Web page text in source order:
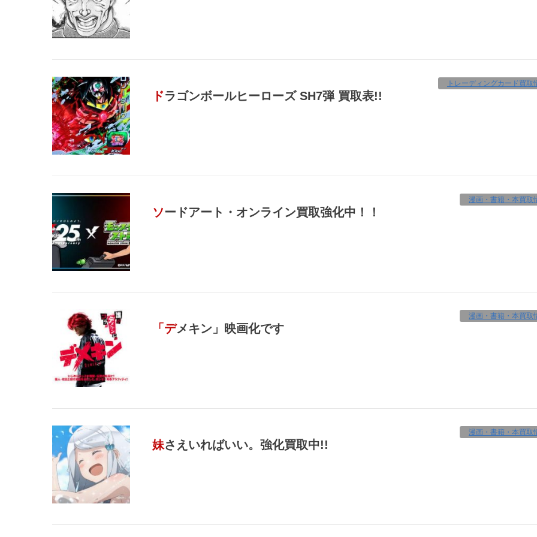
トレーディングカード買取
ドラゴンボールヒーローズ SH7弾 買取表!!
漫画・書籍・本買取
ソードアート・オンライン買取強化中！！
漫画・書籍・本買取
「デメキン」映画化です
漫画・書籍・本買取
妹さえいればいい。強化買取中!!